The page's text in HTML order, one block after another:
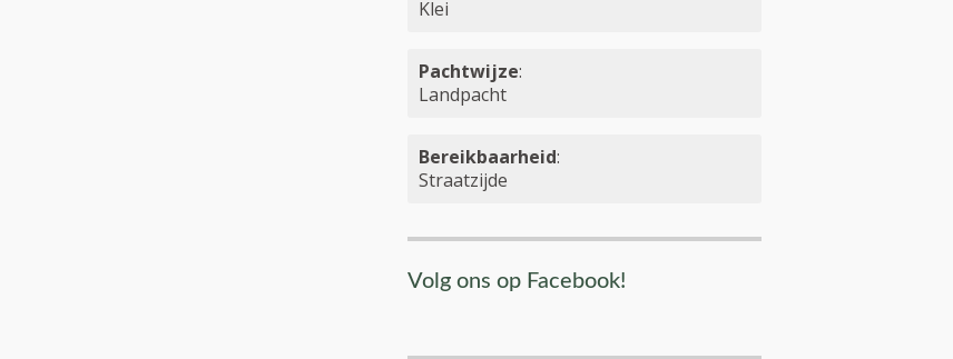
Klei
Pachtwijze:
Landpacht
Bereikbaarheid:
Straatzijde
Volg ons op Facebook!